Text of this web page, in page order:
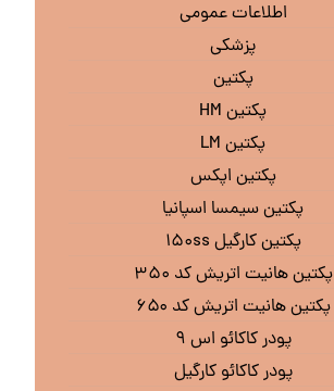
اطلاعات عمومی
پزشکی
پکتین
پکتین HM
پکتین LM
پکتین اپکس
پکتین سیمسا اسپانیا
پکتین کارگیل ۱۵۰ss
پکتین هانیت اتریش کد ۳۵۰
پکتین هانیت اتریش کد ۶۵۰
پودر کاکائو اس ۹
پودر کاکائو کارگیل